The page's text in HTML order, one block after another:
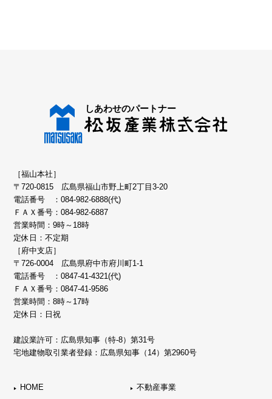
［福山本社］
〒720-0815 広島県福山市野上町2丁目3-20
電話番号 ：084-982-6888(代)
ＦＡＸ番号：084-982-6887
営業時間：9時～18時
定休日：不定期
［府中支店］
〒726-0004 広島県府中市府川町1-1
電話番号 ：0847-41-4321(代)
ＦＡＸ番号：0847-41-9586
営業時間：8時～17時
定休日：日祝
建設業許可：広島県知事（特-8）第31号
宅地建物取引業者登録：広島県知事（14）第2960号
HOME 不動産事業